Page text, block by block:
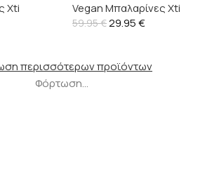
Xti Vegan Μπαλαρίνες Xti
59.95€29.95€
περισσότερων προϊόντων
Φόρτωση...